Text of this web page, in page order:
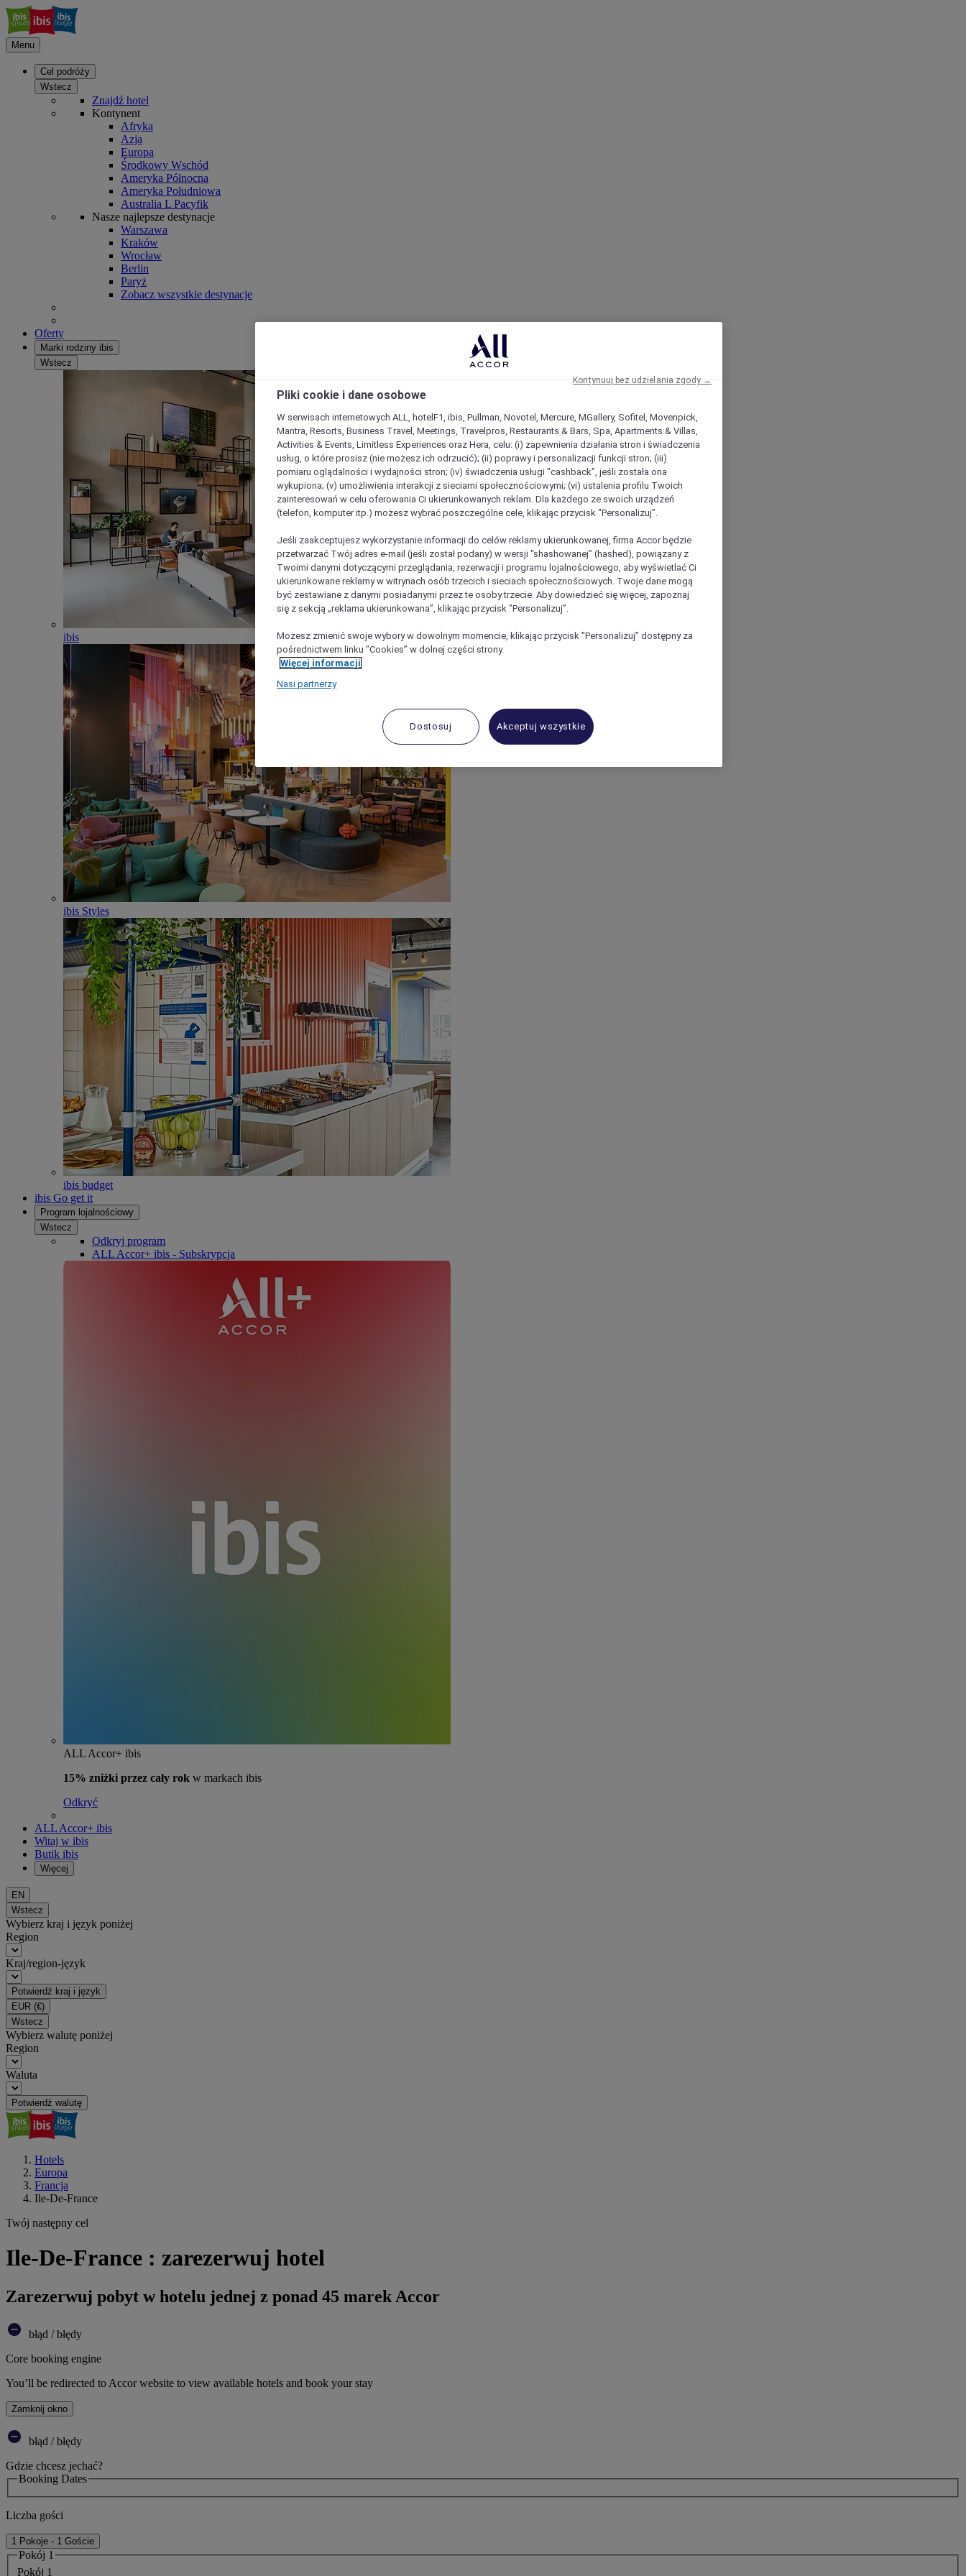
Menu
Cel podróży
Wstecz
Znajdź hotel
Kontynent
Afryka
Azja
Europa
Środkowy Wschód
Ameryka Północna
Ameryka Południowa
Australia L Pacyfik
Nasze najlepsze destynacje
Warszawa
Kraków
Wrocław
Berlin
Paryż
Zobacz wszystkie destynacje
Oferty
Marki rodziny ibis
Wstecz
ibis
ibis Styles
ibis budget
ibis Go get it
Program lojalnościowy
Wstecz
Odkryj program
ALL Accor+ ibis - Subskrypcja
ALL Accor+ ibis
15% zniżki przez cały rok w markach ibis
Odkryć
ALL Accor+ ibis
Witaj w ibis
Butik ibis
Więcej
EN
Wstecz
Wybierz kraj i język poniżej
Region
Kraj/region-język
Potwierdź kraj i język
EUR (€)
Wstecz
Wybierz walutę poniżej
Region
Waluta
Potwierdź walutę
Hotels
Europa
Francja
Ile-De-France
Twój następny cel
Ile-De-France : zarezerwuj hotel
Zarezerwuj pobyt w hotelu jednej z ponad 45 marek Accor
błąd / błędy
Core booking engine
You’ll be redirected to Accor website to view available hotels and book your stay
Zamknij okno
błąd / błędy
Gdzie chcesz jechać?
Booking Dates
Liczba gości
1 Pokoje - 1 Goście
Pokój 1
Pokój 1
Pliki cookie i dane osobowe
W serwisach internetowych ALL, hotelF1, ibis, Pullman, Novotel, Mercure, MGallery, Sofitel, Movenpick,
Mantra, Resorts, Business Travel, Meetings, Travelpros, Restaurants & Bars, Spa, Apartments & Villas,
Activities & Events, Limitless Experiences oraz Hera, celu: (i) zapewnienia działania stron i świadczenia
usług, o które prosisz (nie możesz ich odrzucić); (ii) poprawy i personalizacji funkcji stron; (iii)
pomiaru oglądalności i wydajności stron; (iv) świadczenia usługi "cashback”, jeśli została ona
wykupiona; (v) umożliwienia interakcji z sieciami społecznościowymi; (vi) ustalenia profilu Twoich
zainteresowań w celu oferowania Ci ukierunkowanych reklam. Dla każdego ze swoich urządzeń
(telefon, komputer itp.) możesz wybrać poszczególne cele, klikając przycisk "Personalizuj”.
Jeśli zaakceptujesz wykorzystanie informacji do celów reklamy ukierunkowanej, firma Accor będzie
przetwarzać Twój adres e-mail (jeśli został podany) w wersji "shashowanej” (hashed), powiązany z
Twoimi danymi dotyczącymi przeglądania, rezerwacji i programu lojalnościowego, aby wyświetlać Ci
ukierunkowane reklamy w witrynach osób trzecich i sieciach społecznościowych. Twoje dane mogą
być zestawiane z danymi posiadanymi przez te osoby trzecie. Aby dowiedzieć się więcej, zapoznaj
się z sekcją „reklama ukierunkowana”, klikając przycisk "Personalizuj”.
Możesz zmienić swoje wybory w dowolnym momencie, klikając przycisk "Personalizuj” dostępny za
pośrednictwem linku "Cookies” w dolnej części strony.
Więcej informacji
Nasi partnerzy
Dostosuj Akceptuj wszystkie
Kontynuuj bez udzielania zgody →